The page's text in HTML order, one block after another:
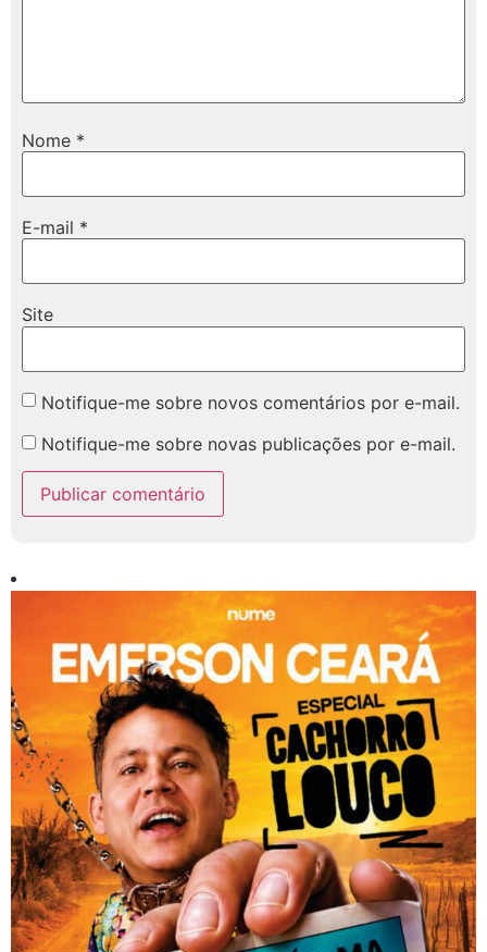
Nome *
E-mail *
Site
Notifique-me sobre novos comentários por e-mail.
Notifique-me sobre novas publicações por e-mail.